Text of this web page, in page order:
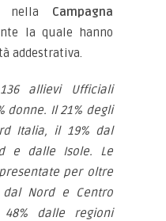
nella Campagna
la quale hanno
addestrativa.
allievi Ufficiali
donne. Il 21% degli
Italia, il 19% dal
e dalle Isole. Le
per oltre
Nord e Centro
dalle regioni